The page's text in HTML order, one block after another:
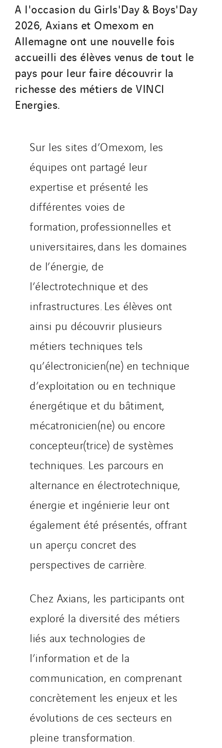
A l'occasion du Girls'Day & Boys'Day
2026, Axians et Omexom en
Allemagne ont une nouvelle fois
accueilli des élèves venus de tout le
pays pour leur faire découvrir la
richesse des métiers de VINCI
Energies.
Sur les sites d’Omexom, les
équipes ont partagé leur
expertise et présenté les
différentes voies de
formation, professionnelles et
universitaires, dans les domaines
de l’énergie, de
l’électrotechnique et des
infrastructures. Les élèves ont
ainsi pu découvrir plusieurs
métiers techniques tels
qu’électronicien(ne) en technique
d’exploitation ou en technique
énergétique et du bâtiment,
mécatronicien(ne) ou encore
concepteur(trice) de systèmes
techniques. Les parcours en
alternance en électrotechnique,
énergie et ingénierie leur ont
également été présentés, offrant
un aperçu concret des
perspectives de carrière.
Chez Axians, les participants ont
exploré la diversité des métiers
liés aux technologies de
l’information et de la
communication, en comprenant
concrètement les enjeux et les
évolutions de ces secteurs en
pleine transformation.
Paumier Marine
Paumier SA
Process Energy
Provelec Sud
Qivy
Qivy Habitat
Qivy Tertiaire
Roiret Transport
Saga Tertiaire
Salendre Réseaux
Santerne Alsace
Santerne Angouleme
Santerne Champagne Ardenne
Santerne Fluides
Santerne IDF
Santerne Marseille
Santerne Tertiaire et Santé
Sarrasola
Schoro Electricité
Schuh Bodentechnik
SDEL Atlantis
SDEL Grand Ouest
SDEL Navis
SDEL Rouergue
SDEL Savoie Léman
SDEL Tertiaire
SDEL Transport
SDEL Transport Services
Sedam
SEDD
Service One Alliance
Seves
SKE-International
Smart Building Energies
Sotécnica
SparkEx® Funkenlöschanlagen
STE Armor
Stroomverdeler
Sylvestre Energies
TelComTec
Telematic Solutions
TG Concept
Thermo Réfrigération